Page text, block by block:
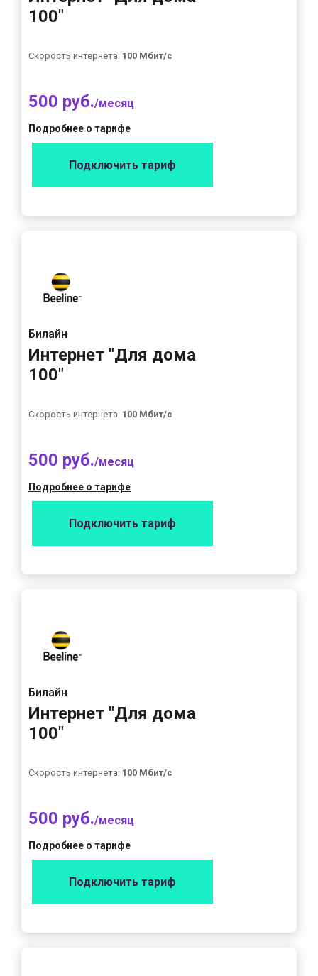
100"
Скорость интернета: 100 Мбит/с
500 руб./месяц
Подробнее о тарифе
Подключить тариф
Билайн
Интернет "Для дома
100"
Скорость интернета: 100 Мбит/с
500 руб./месяц
Подробнее о тарифе
Подключить тариф
Билайн
Интернет "Для дома
100"
Скорость интернета: 100 Мбит/с
500 руб./месяц
Подробнее о тарифе
Подключить тариф